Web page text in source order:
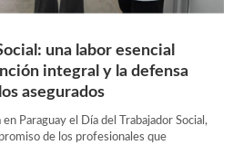
una labor esencial
integral y la defensa
asegurados
Paraguay el Día del Trabajador Social,
de los profesionales que